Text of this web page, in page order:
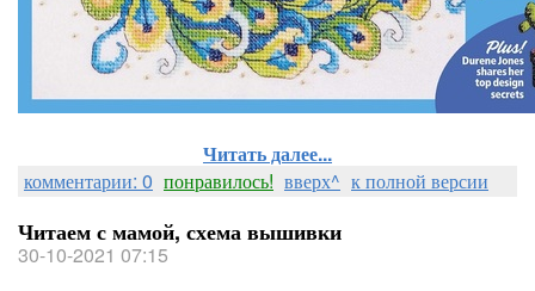
Читать далее...
комментарии: 0 понравилось! вверх^ к полной версии
Читаем с мамой, схема вышивки
30-10-2021 07:15